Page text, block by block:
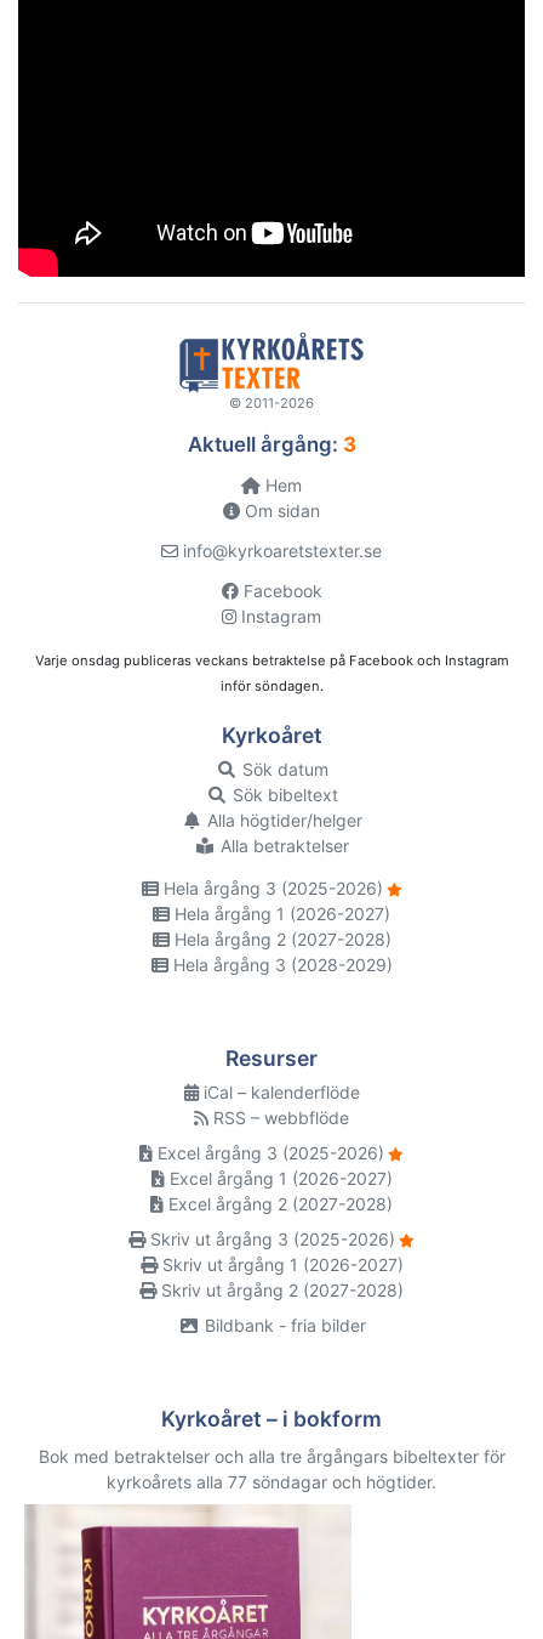
© 2011-2026
Aktuell årgång: 3
Hem
Om sidan
info@kyrkoaretstexter.se
Facebook
Instagram
Varje onsdag publiceras veckans betraktelse på Facebook och Instagram
inför söndagen.
Kyrkoåret
Sök datum
Sök bibeltext
Alla högtider/helger
Alla betraktelser
Hela årgång 3 (2025-2026)
Hela årgång 1 (2026-2027)
Hela årgång 2 (2027-2028)
Hela årgång 3 (2028-2029)
Resurser
iCal – kalenderflöde
RSS – webbflöde
Excel årgång 3 (2025-2026)
Excel årgång 1 (2026-2027)
Excel årgång 2 (2027-2028)
Skriv ut årgång 3 (2025-2026)
Skriv ut årgång 1 (2026-2027)
Skriv ut årgång 2 (2027-2028)
Bildbank - fria bilder
Kyrkoåret – i bokform
Bok med betraktelser och alla tre årgångars bibeltexter för
kyrkoårets alla 77 söndagar och högtider.